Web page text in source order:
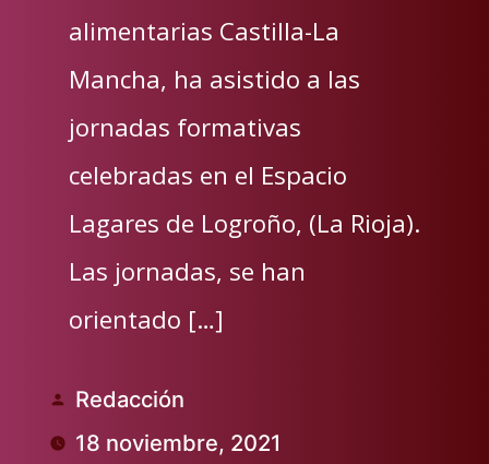
alimentarias Castilla-La
Mancha, ha asistido a las
jornadas formativas
celebradas en el Espacio
Lagares de Logroño, (La Rioja).
Las jornadas, se han
orientado […]
Publicado
por
Redacción
18 noviembre, 2021